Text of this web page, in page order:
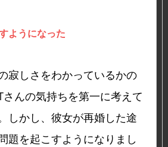
ようになった
寂しさをわかっているかの
んの気持ちを第一に考えて
しかし、彼女が再婚した途
題を起こすようになりまし